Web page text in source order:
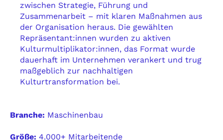
zwischen Strategie, Führung und
Zusammenarbeit – mit klaren Maßnahmen aus
der Organisation heraus. Die gewählten
Repräsentant:innen wurden zu aktiven
Kulturmultiplikator:innen, das Format wurde
dauerhaft im Unternehmen verankert und trug
maßgeblich zur nachhaltigen
Kulturtransformation bei.
Branche: Maschinenbau
Größe: 4.000+ Mitarbeitende